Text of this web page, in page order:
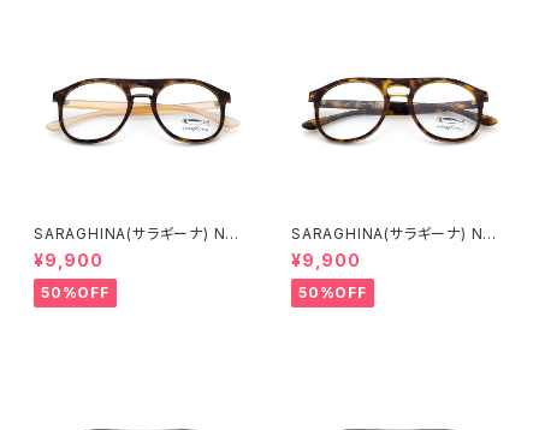
SARAGHINA(サラギーナ) NAN
DO VISTA 160V(メガネフレー
ム)
¥9,900
50%OFF
SARAGHINA(サラギーナ) NAN
DO VISTA 155V(メガネフレー
ム)
¥9,900
50%OFF